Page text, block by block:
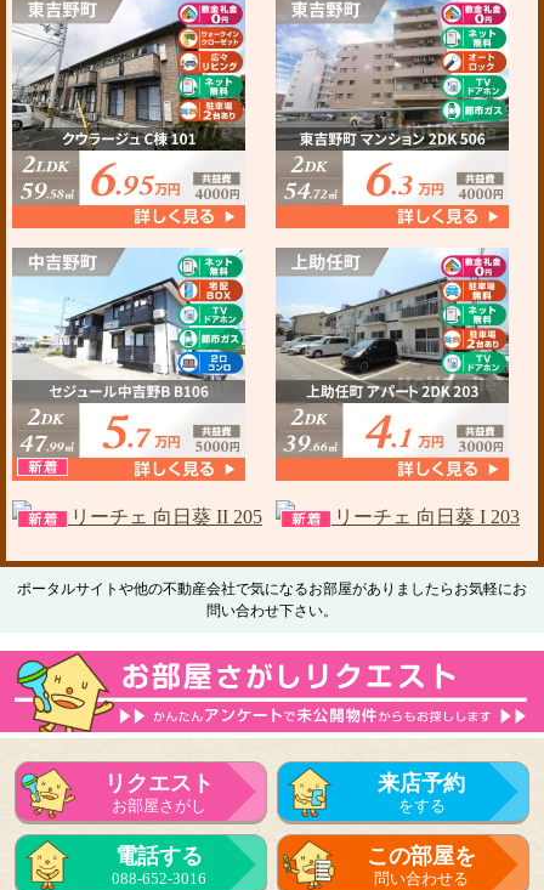
ポータルサイトや他の不動産会社で気になるお部屋がありましたらお気軽にお
問い合わせ下さい。
リクエスト
お部屋さがし
来店予約
をする
電話する
088-652-3016
この部屋を
問い合わせる